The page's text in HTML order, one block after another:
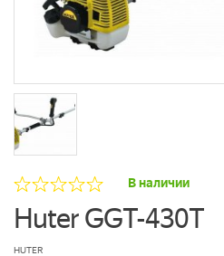
В наличии
Huter GGT-430T
HUTER